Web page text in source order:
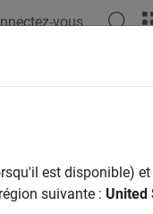
vous
est disponible)
suivante : United